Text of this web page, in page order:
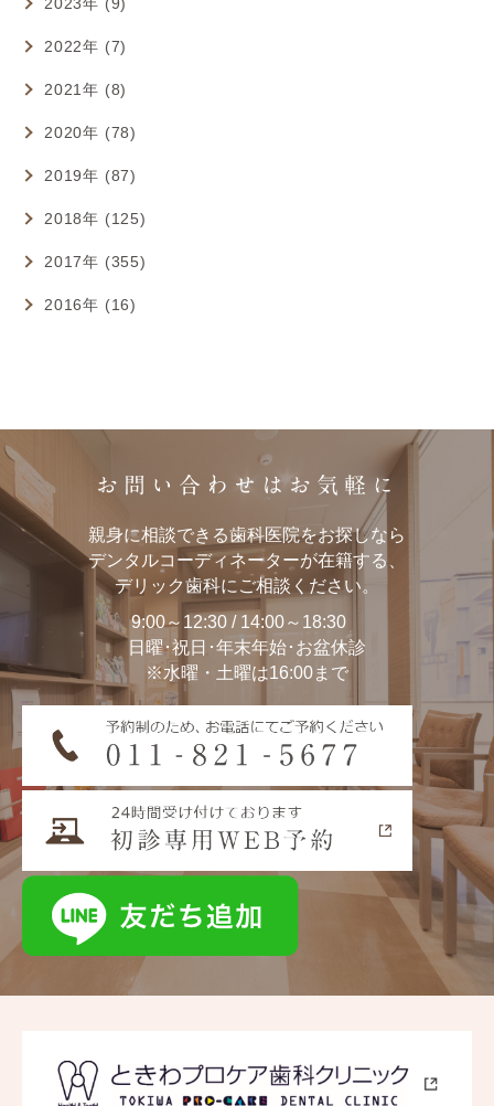
2022年 (7)
2021年 (8)
2020年 (78)
2019年 (87)
2018年 (125)
2017年 (355)
2016年 (16)
お問い合わせはお気軽に
親身に相談できる歯科医院をお探しなら
デンタルコーディネーターが在籍する、
デリック歯科にご相談ください。
9:00～12:30 / 14:00～18:30
日曜･祝日･年末年始･お盆休診
※水曜・土曜は16:00まで